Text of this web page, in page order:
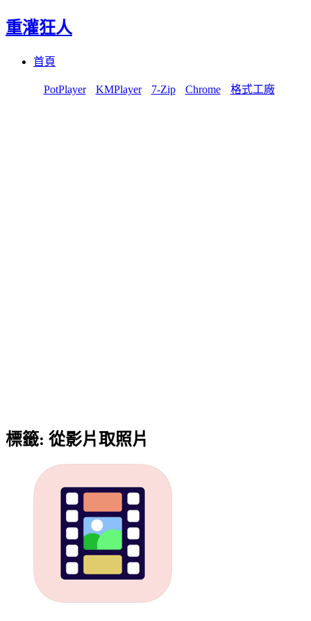
重灌狂人
首頁
PotPlayer KMPlayer 7-Zip Chrome 格式工廠
標籤: 從影片取照片